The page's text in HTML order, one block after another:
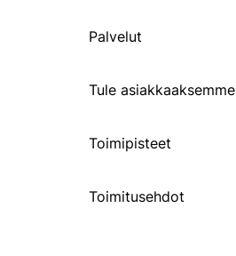
Palvelut
Tule asiakkaaksemme
Toimipisteet
Toimitusehdot